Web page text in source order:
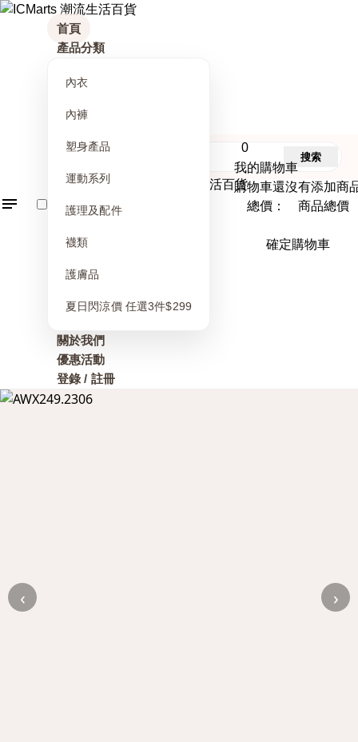
首頁
產品分類
內衣
內褲
塑身產品
運動系列
護理及配件
襪類
護膚品
夏日閃涼價 任選3件$299
關於我們
優惠活動
登錄 / 註冊
0
我的購物車
購物車還沒有添加商
總價： 商品總價
確定購物車
搜索
‹ ›